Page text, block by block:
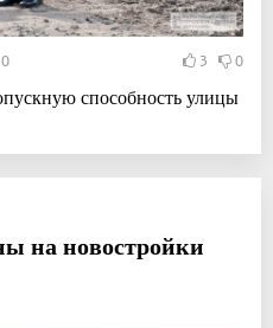
3 0
способность улицы
на новостройки